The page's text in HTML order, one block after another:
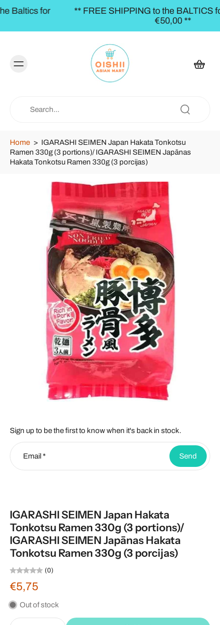
** FREE SHIPPING to the BALTICS for orders
Home > IGARASHI SEIMEN Japan Hakata Tonkotsu
Ramen 330g (3 portions)/ IGARASHI SEIMEN Japānas
Hakata Tonkotsu Ramen 330g (3 porcijas)
Sign up to be the first to know when it's back in stock.
Email * Send
IGARASHI SEIMEN Japan Hakata
Tonkotsu Ramen 330g (3 portions)/
IGARASHI SEIMEN Japānas Hakata
Tonkotsu Ramen 330g (3 porcijas)
(0)
€5,75
Out of stock